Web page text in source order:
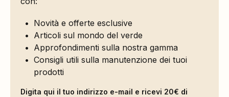
Novità e offerte esclusive
Articoli sul mondo del verde
Approfondimenti sulla nostra gamma
Consigli utili sulla manutenzione dei tuoi
prodotti
Digita qui il tuo indirizzo e-mail e ricevi 20€ di